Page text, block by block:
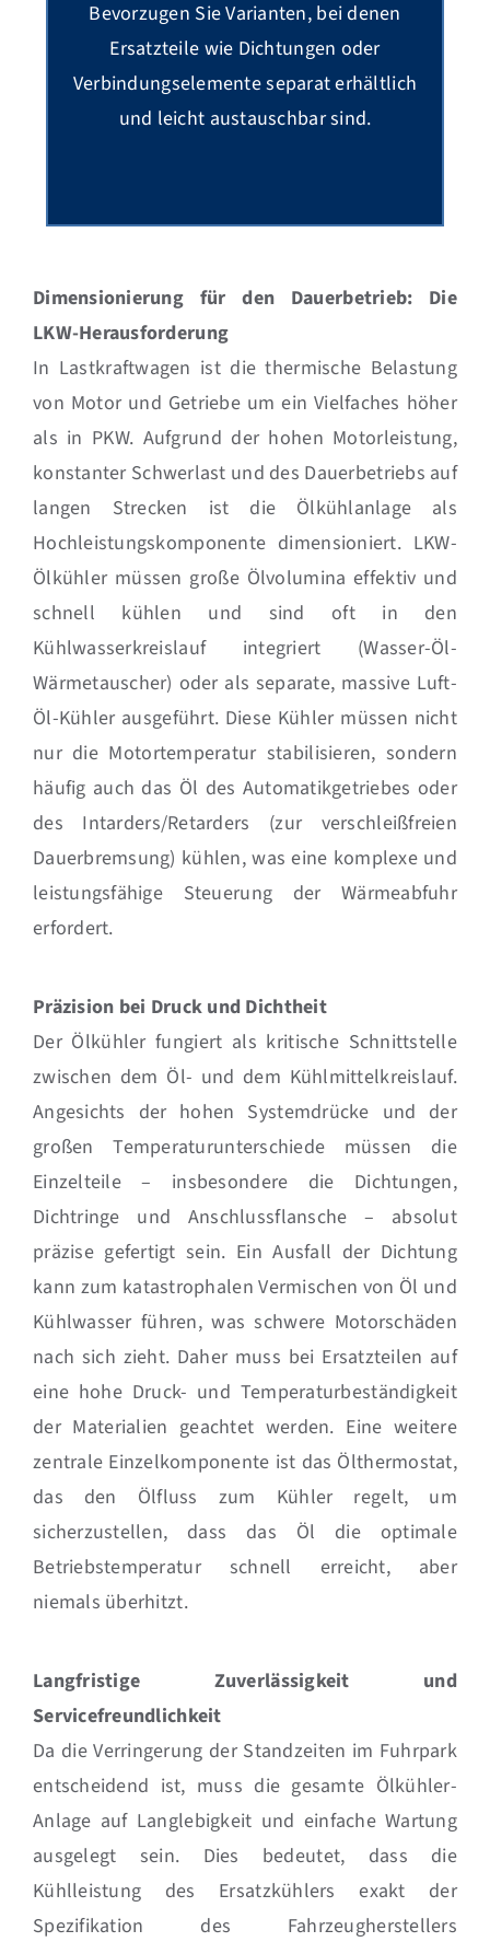
Bevorzugen Sie Varianten, bei denen
Ersatzteile wie Dichtungen oder
Verbindungselemente separat erhältlich
und leicht austauschbar sind.
Dimensionierung für den Dauerbetrieb: Die
LKW-Herausforderung
In Lastkraftwagen ist die thermische Belastung
von Motor und Getriebe um ein Vielfaches höher
als in PKW. Aufgrund der hohen Motorleistung,
konstanter Schwerlast und des Dauerbetriebs auf
langen Strecken ist die Ölkühlanlage als
Hochleistungskomponente dimensioniert. LKW-
Ölkühler müssen große Ölvolumina effektiv und
schnell kühlen und sind oft in den
Kühlwasserkreislauf integriert (Wasser-Öl-
Wärmetauscher) oder als separate, massive Luft-
Öl-Kühler ausgeführt. Diese Kühler müssen nicht
nur die Motortemperatur stabilisieren, sondern
häufig auch das Öl des Automatikgetriebes oder
des Intarders/Retarders (zur verschleißfreien
Dauerbremsung) kühlen, was eine komplexe und
leistungsfähige Steuerung der Wärmeabfuhr
erfordert.
Präzision bei Druck und Dichtheit
Der Ölkühler fungiert als kritische Schnittstelle
zwischen dem Öl- und dem Kühlmittelkreislauf.
Angesichts der hohen Systemdrücke und der
großen Temperaturunterschiede müssen die
Einzelteile – insbesondere die Dichtungen,
Dichtringe und Anschlussflansche – absolut
präzise gefertigt sein. Ein Ausfall der Dichtung
kann zum katastrophalen Vermischen von Öl und
Kühlwasser führen, was schwere Motorschäden
nach sich zieht. Daher muss bei Ersatzteilen auf
eine hohe Druck- und Temperaturbeständigkeit
der Materialien geachtet werden. Eine weitere
zentrale Einzelkomponente ist das Ölthermostat,
das den Ölfluss zum Kühler regelt, um
sicherzustellen, dass das Öl die optimale
Betriebstemperatur schnell erreicht, aber
niemals überhitzt.
Langfristige Zuverlässigkeit und
Servicefreundlichkeit
Da die Verringerung der Standzeiten im Fuhrpark
entscheidend ist, muss die gesamte Ölkühler-
Anlage auf Langlebigkeit und einfache Wartung
ausgelegt sein. Dies bedeutet, dass die
Kühlleistung des Ersatzkühlers exakt der
Spezifikation des Fahrzeugherstellers